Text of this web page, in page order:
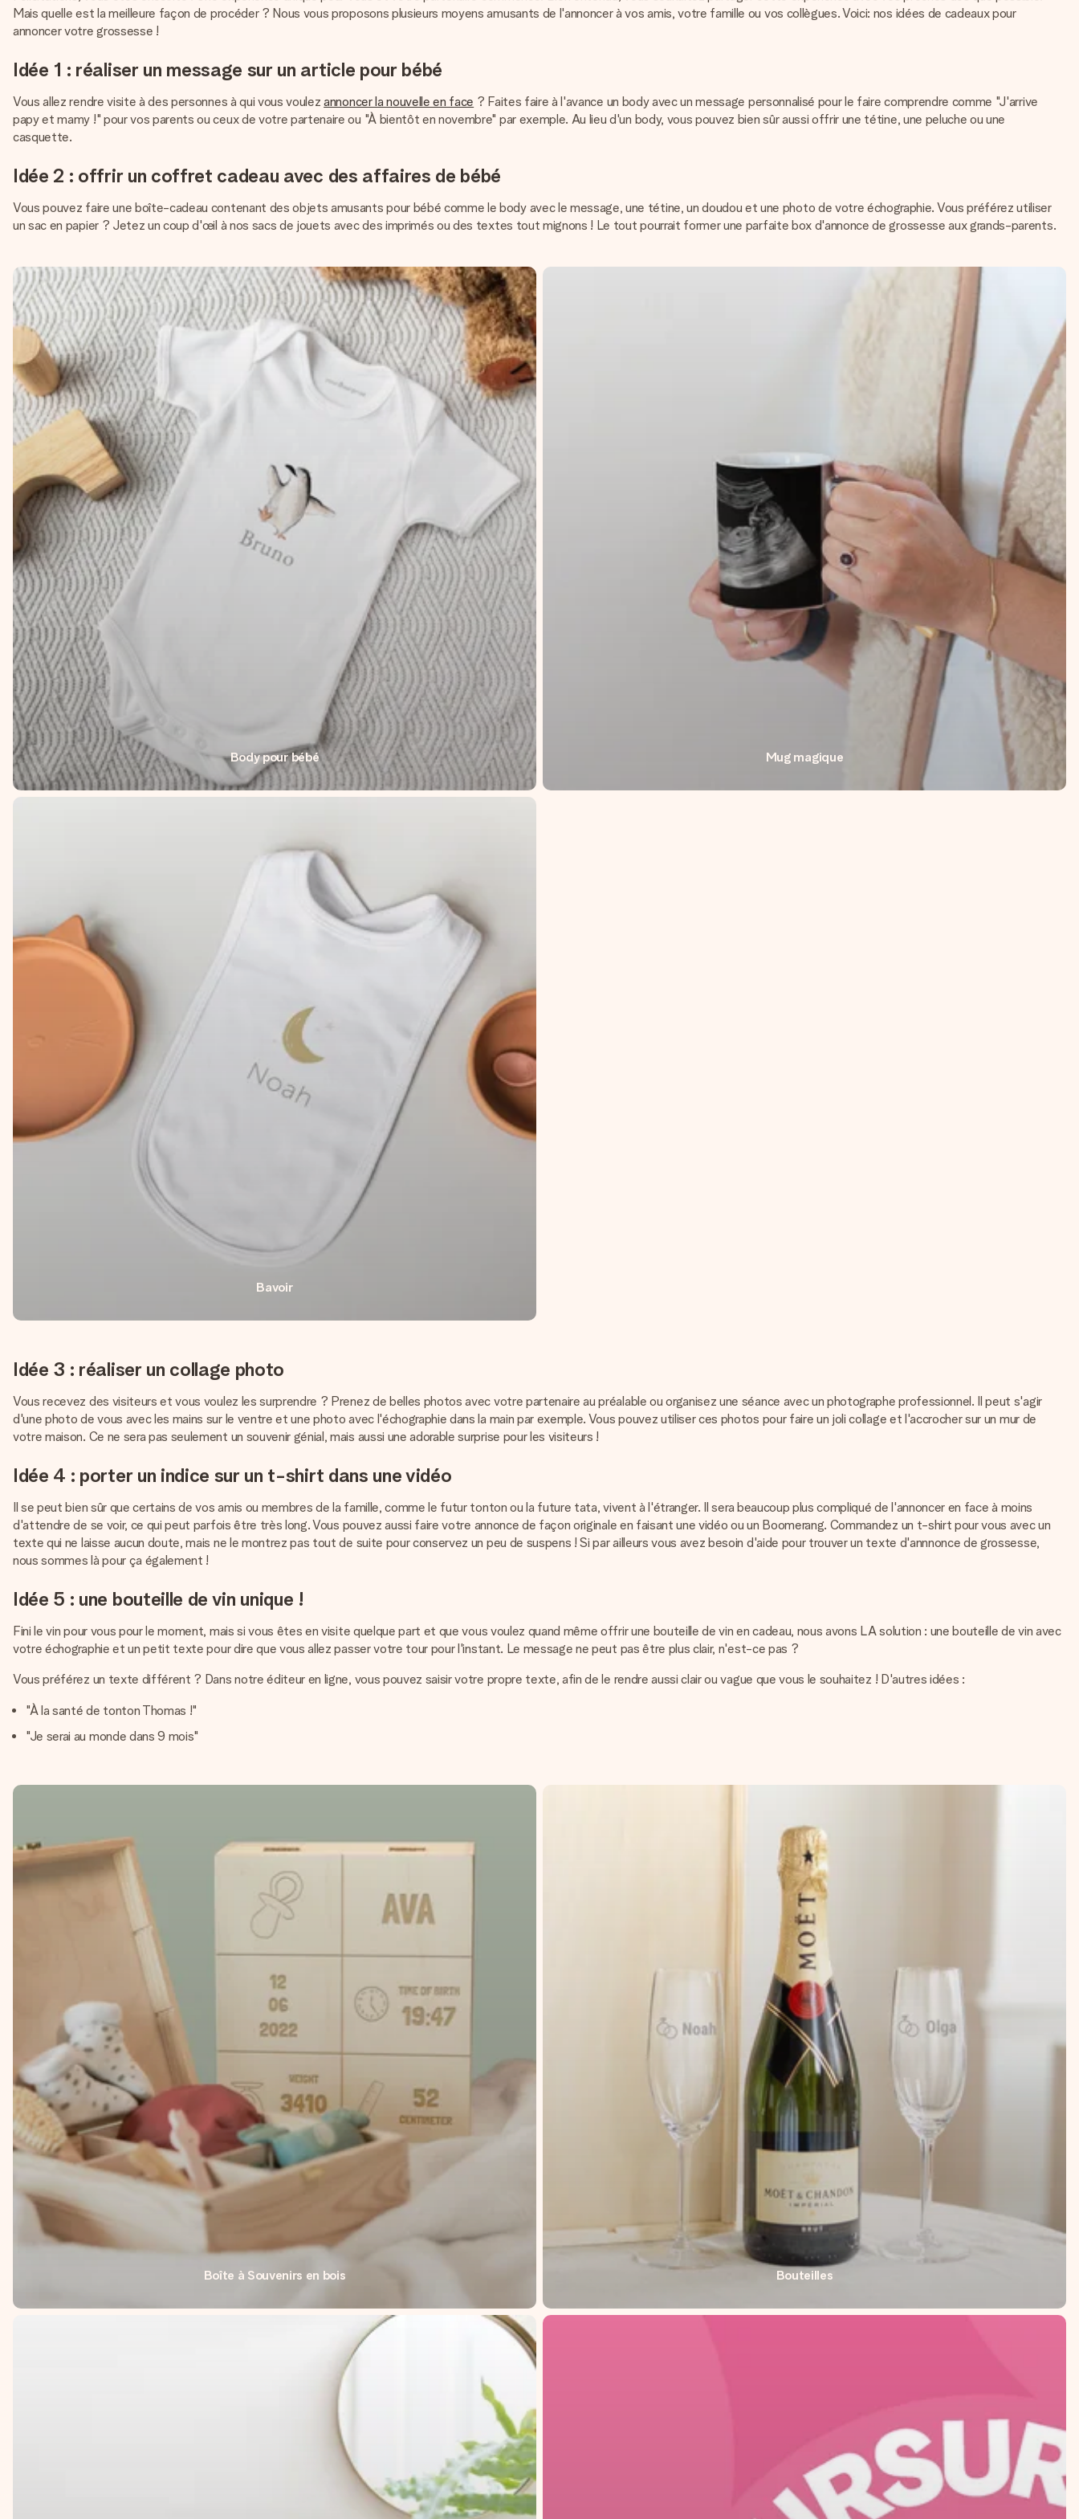
Mais quelle est la meilleure façon de procéder ? Nous vous proposons plusieurs moyens amusants de l'annoncer à vos amis, votre famille ou vos collègues. Voici: nos idées de cadeaux pour
annoncer votre grossesse !
Idée 1 : réaliser un message sur un article pour bébé
Vous allez rendre visite à des personnes à qui vous voulezannoncer la nouvelle en face ? Faites faire à l'avance un body avec un message personnalisé pour le faire comprendre comme "J'arrive
papy et mamy !" pour vos parents ou ceux de votre partenaire ou "À bientôt en novembre" par exemple. Au lieu d'un body, vous pouvez bien sûr aussi offrir une tétine, une peluche ou une
casquette.
Idée 2 : offrir un coffret cadeau avec des affaires de bébé
Vous pouvez faire une boîte-cadeau contenant des objets amusants pour bébé comme le body avec le message, une tétine, un doudou et une photo de votre échographie. Vous préférez utiliser
un sac en papier ? Jetez un coup d'œil à nos sacs de jouets avec des imprimés ou des textes tout mignons ! Le tout pourrait former une parfaite box d'annonce de grossesse aux grands-parents.
Body pour bébé Mug magique
Bavoir
Idée 3 : réaliser un collage photo
Vous recevez des visiteurs et vous voulez les surprendre ? Prenez de belles photos avec votre partenaire au préalable ou organisez une séance avec un photographe professionnel. Il peut s'agir
d'une photo de vous avec les mains sur le ventre et une photo avec l'échographie dans la main par exemple. Vous pouvez utiliser ces photos pour faire un joli collage et l'accrocher sur un mur de
votre maison. Ce ne sera pas seulement un souvenir génial, mais aussi une adorable surprise pour les visiteurs !
Idée 4 : porter un indice sur un t-shirt dans une vidéo
Il se peut bien sûr que certains de vos amis ou membres de la famille, comme le futur tonton ou la future tata, vivent à l'étranger. Il sera beaucoup plus compliqué de l'annoncer en face à moins
d'attendre de se voir, ce qui peut parfois être très long. Vous pouvez aussi faire votre annonce de façon originale en faisant une vidéo ou un Boomerang. Commandez un t-shirt pour vous avec un
texte qui ne laisse aucun doute, mais ne le montrez pas tout de suite pour conservez un peu de suspens ! Si par ailleurs vous avez besoin d'aide pour trouver un texte d'annnonce de grossesse,
nous sommes là pour ça également !
Idée 5 : une bouteille de vin unique !
Fini le vin pour vous pour le moment, mais si vous êtes en visite quelque part et que vous voulez quand même offrir une bouteille de vin en cadeau, nous avons LA solution : une bouteille de vin avec
votre échographie et un petit texte pour dire que vous allez passer votre tour pour l'instant. Le message ne peut pas être plus clair, n'est-ce pas ?
Vous préférez un texte différent ? Dans notre éditeur en ligne, vous pouvez saisir votre propre texte, afin de le rendre aussi clair ou vague que vous le souhaitez ! D'autres idées :
"À la santé de tonton Thomas !"
"Je serai au monde dans 9 mois"
Boîte à Souvenirs en bois Bouteilles